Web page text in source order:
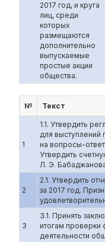
2017 год, и круга
лиц, среди
которых
размещаются
дополнительно
выпускаемые
простые акции
общества.
№ Текст
1
1.1. Утвердить
для выступлений
на вопросы-
Утвердить
Л. Э.
2
2.1. Утвердить
за 2017 год.
3
3.1. Принять
итогам проверки
деятельности